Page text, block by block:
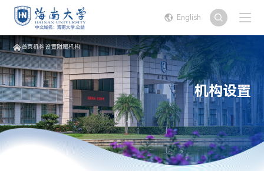
English
首页机构设置附属机构
机构设置